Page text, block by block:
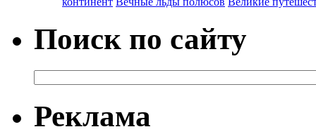
Поиск по сайту
Реклама